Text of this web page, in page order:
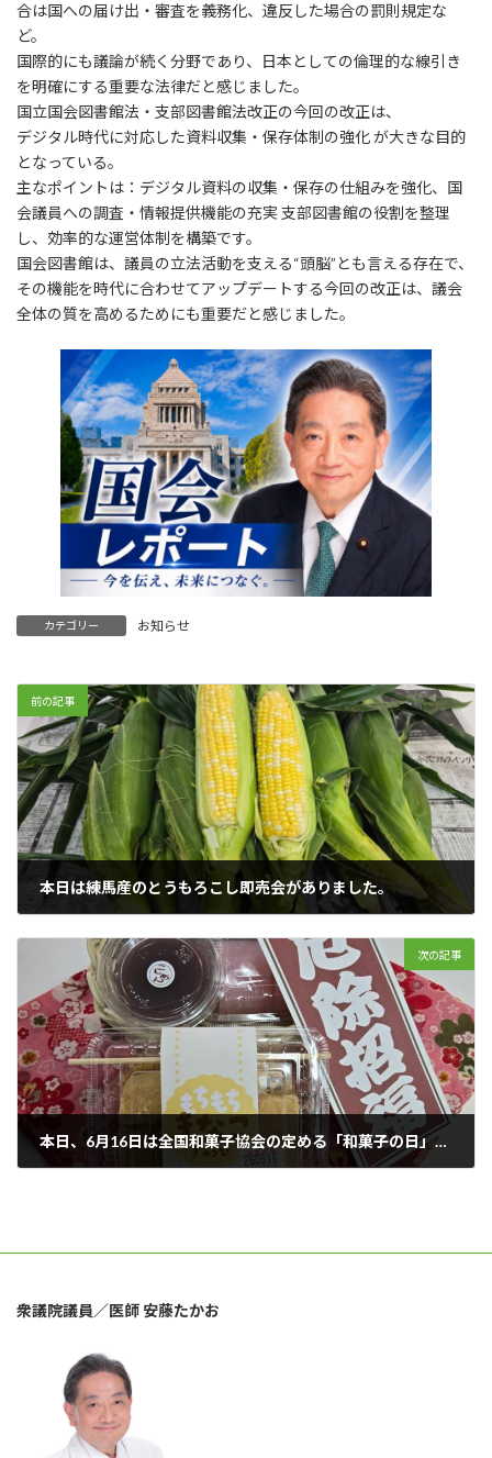
合は国への届け出・審査を義務化、違反した場合の罰則規定な
ど。
国際的にも議論が続く分野であり、日本としての倫理的な線引き
を明確にする重要な法律だと感じました。
国立国会図書館法・支部図書館法改正の今回の改正は、
デジタル時代に対応した資料収集・保存体制の強化 が大きな目的
となっている。
主なポイントは：デジタル資料の収集・保存の仕組みを強化、国
会議員への調査・情報提供機能の充実 支部図書館の役割を整理
し、効率的な運営体制を構築です。
国会図書館は、議員の立法活動を支える“頭脳”とも言える存在で、
その機能を時代に合わせてアップデートする今回の改正は、議会
全体の質を高めるためにも重要だと感じました。
カテゴリー お知らせ
前の記事
本日は練馬産のとうもろこし即売会がありました。
次の記事
本日、6月16日は全国和菓子協会の定める「和菓子の日」でした。
衆議院議員／医師 安藤たかお